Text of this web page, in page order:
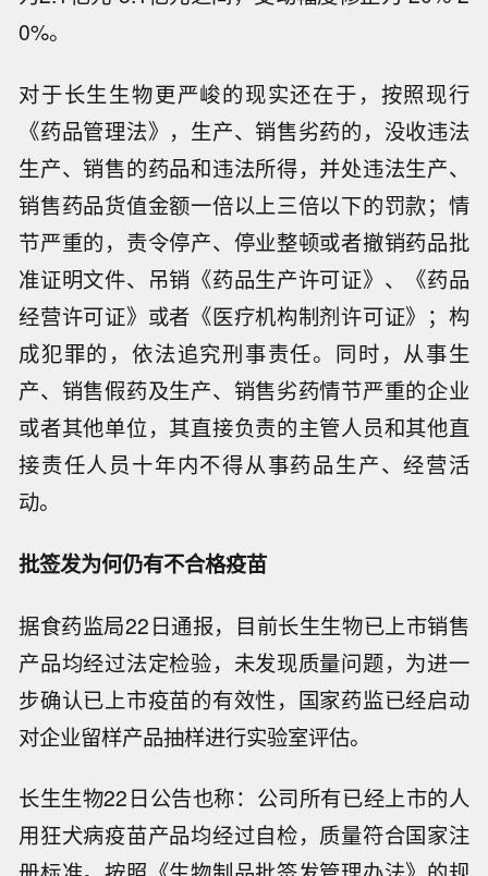
0%。
对于长生生物更严峻的现实还在于，按照现行
《药品管理法》，生产、销售劣药的，没收违法
生产、销售的药品和违法所得，并处违法生产、
销售药品货值金额一倍以上三倍以下的罚款；情
节严重的，责令停产、停业整顿或者撤销药品批
准证明文件、吊销《药品生产许可证》、《药品
经营许可证》或者《医疗机构制剂许可证》；构
成犯罪的，依法追究刑事责任。同时，从事生
产、销售假药及生产、销售劣药情节严重的企业
或者其他单位，其直接负责的主管人员和其他直
接责任人员十年内不得从事药品生产、经营活
动。
批签发为何仍有不合格疫苗
据食药监局22日通报，目前长生生物已上市销售
产品均经过法定检验，未发现质量问题，为进一
步确认已上市疫苗的有效性，国家药监已经启动
对企业留样产品抽样进行实验室评估。
长生生物22日公告也称：公司所有已经上市的人
用狂犬病疫苗产品均经过自检，质量符合国家注